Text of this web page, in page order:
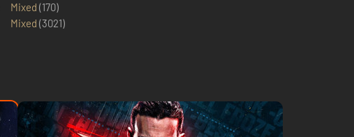
Mixed (170)
Mixed (3021)